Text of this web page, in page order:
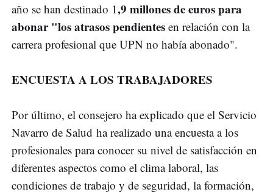
año se han destinado 1,9 millones de euros para
abonar "los atrasos pendientes en relación con la
carrera profesional que UPN no había abonado".
ENCUESTA A LOS TRABAJADORES
Por último, el consejero ha explicado que el Servicio
Navarro de Salud ha realizado una encuesta a los
profesionales para conocer su nivel de satisfacción en
diferentes aspectos como el clima laboral, las
condiciones de trabajo y de seguridad, la formación,